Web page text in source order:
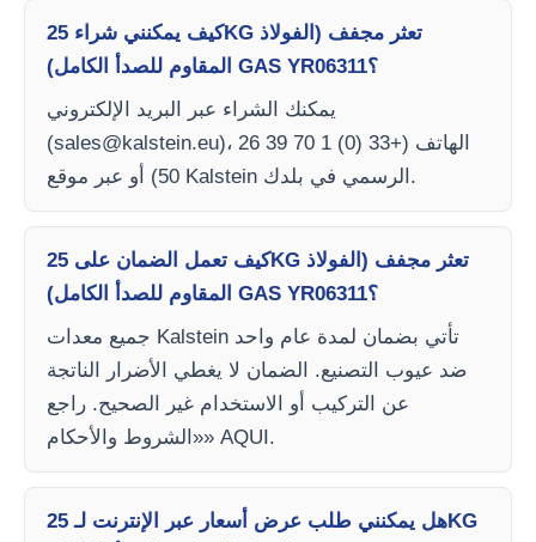
كيف يمكنني شراء 25KG تعثر مجفف (الفولاذ
المقاوم للصدأ الكامل) GAS YR06311؟
يمكنك الشراء عبر البريد الإلكتروني
(sales@kalstein.eu)، الهاتف (+33 (0) 1 70 39 26
50) أو عبر موقع Kalstein الرسمي في بلدك.
كيف تعمل الضمان على 25KG تعثر مجفف (الفولاذ
المقاوم للصدأ الكامل) GAS YR06311؟
جميع معدات Kalstein تأتي بضمان لمدة عام واحد
ضد عيوب التصنيع. الضمان لا يغطي الأضرار الناتجة
عن التركيب أو الاستخدام غير الصحيح. راجع
«الشروط والأحكام» AQUI.
هل يمكنني طلب عرض أسعار عبر الإنترنت لـ 25KG